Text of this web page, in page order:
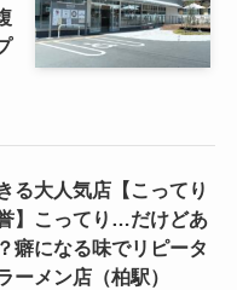
る大人気店【こってり
】こってり…だけどあ
癖になる味でリピータ
ーメン店（柏駅）